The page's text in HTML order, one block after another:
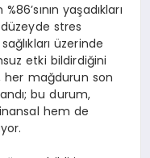
%86’sının yaşadıkları
stres
üzerinde
etki bildirdiğini
her mağdurun son
bu durum,
hem de